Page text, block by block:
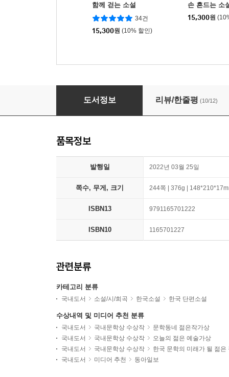
함께 걷는 소설
34건
15,300원 (10% 할인)
손 흔드는 소
15,300원
여행하는 소설
도서정보 리뷰/한줄평 (10/12)
품목정보
발행일 2022년 03월 25일
쪽수, 무게, 크기 244쪽 | 376g |
ISBN13 9791165701222
ISBN10 1165701227
관련분류
카테고리 분류
국내도서 소설/시/희곡 한국소설 한국 단편소설
수상내역 및 미디어 추천 분류
국내도서 국내문학상 수상작
문학동네 젊은작가상
국내도서
국내문학상 수상작
오늘의 젊은 예술가상
국내도서
국내문학상 수상작
한국 문학의 미래가 될 젊은
국내도서
미디어 추천 동아일보